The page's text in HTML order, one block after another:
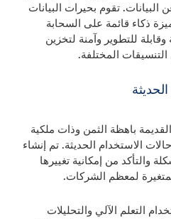
البيانات. تقوم بحيرات البيانات
ذكاء قائمة على السحابة
للتطوير وآمنة لتخزين
التنسيقات المختلفة.
باهظة الثمن وذات ملكية
الاستخدام الحديثة. تم إنشاء
والتأكد من إمكانية تغييرها
لمعظم الشركات.
التعلم الآلي والتحليلات